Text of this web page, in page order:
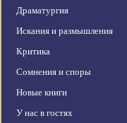
Драматургия
Искания и размышления
Критика
Сомнения и споры
Новые книги
У нас в гостях